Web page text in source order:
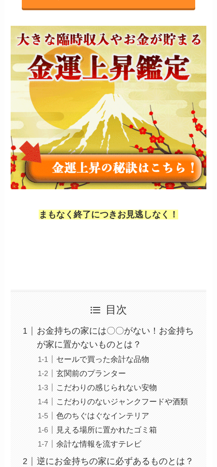
まもなく終了につきお見逃しなく！
目次
お金持ちの家には〇〇がない！お金持ち
が家に置かないものとは？
セールで買った余計な品物
玄関前のプランター
こだわりの感じられない安物
こだわりのないジャンクフードや酒類
色のちぐはぐなインテリア
見える場所に置かれたゴミ箱
余計な情報を流すテレビ
逆にお金持ちの家に必ずあるものとは？